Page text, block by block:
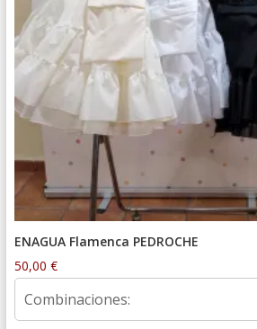
ENAGUA Flamenca PEDROCHE
50,00 €
Combinaciones: